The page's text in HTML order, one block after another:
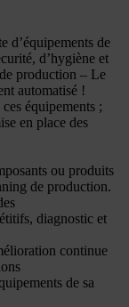
d’équipements de
d’hygiène et
production – Le
automatisé !
équipements ;
en place des
ou produits
de production.
diagnostic et
continue
de sa